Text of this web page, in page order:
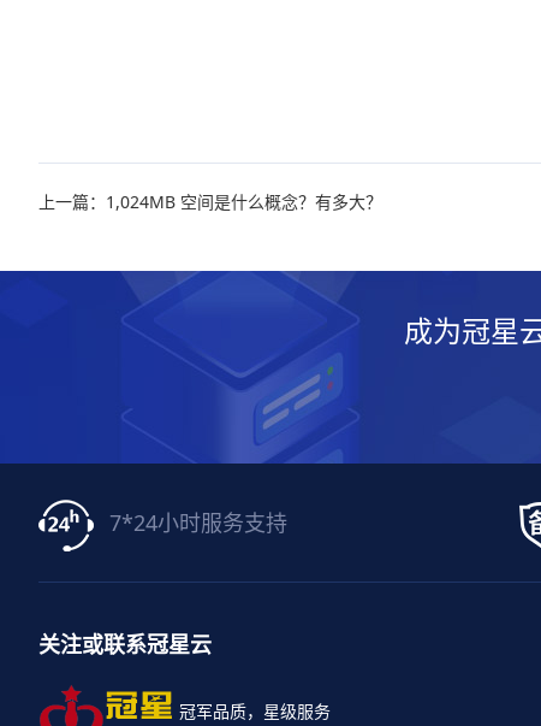
上一篇：1,024MB 空间是什么概念？有多大？
成为冠星
7*24小时服务支持
关注或联系冠星云
冠军品质，星级服务